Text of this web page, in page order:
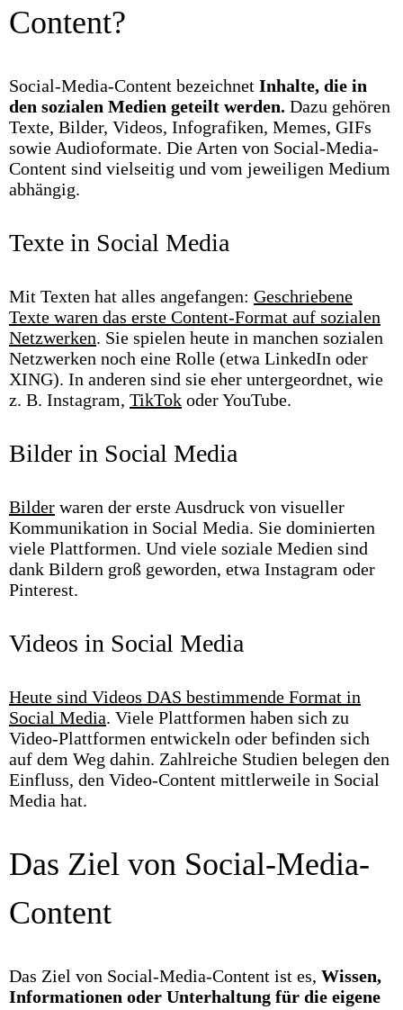
Content?
Social-Media-Content bezeichnet Inhalte, die in
den sozialen Medien geteilt werden. Dazu gehören
Texte, Bilder, Videos, Infografiken, Memes, GIFs
sowie Audioformate. Die Arten von Social-Media-
Content sind vielseitig und vom jeweiligen Medium
abhängig.
Texte in Social Media
Mit Texten hat alles angefangen: Geschriebene
Texte waren das erste Content-Format auf sozialen
Netzwerken. Sie spielen heute in manchen sozialen
Netzwerken noch eine Rolle (etwa LinkedIn oder
XING). In anderen sind sie eher untergeordnet, wie
z. B. Instagram, TikTok oder YouTube.
Bilder in Social Media
Bilder waren der erste Ausdruck von visueller
Kommunikation in Social Media. Sie dominierten
viele Plattformen. Und viele soziale Medien sind
dank Bildern groß geworden, etwa Instagram oder
Pinterest.
Videos in Social Media
Heute sind Videos DAS bestimmende Format in
Social Media. Viele Plattformen haben sich zu
Video-Plattformen entwickeln oder befinden sich
auf dem Weg dahin. Zahlreiche Studien belegen den
Einfluss, den Video-Content mittlerweile in Social
Media hat.
Das Ziel von Social-Media-
Content
Das Ziel von Social-Media-Content ist es, Wissen,
Informationen oder Unterhaltung für die eigene